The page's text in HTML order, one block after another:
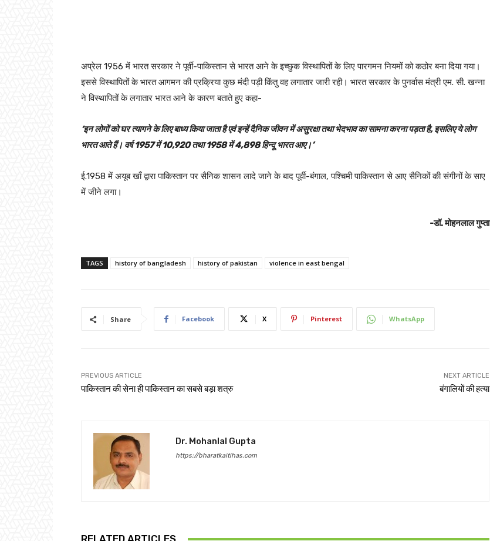
अप्रेल 1956 में भारत सरकार ने पूर्वी-पाकिस्तान से भारत आने के इच्छुक विस्थापितों के लिए पारगमन नियमों को कठोर बना दिया गया।
इससे विस्थापितों के भारत आगमन की प्रक्रिया कुछ मंदी पड़ी किंतु वह लगातार जारी रही। भारत सरकार के पुनर्वास मंत्री एम. सी. खन्ना
ने विस्थापितों के लगातार भारत आने के कारण बताते हुए कहा-
‘इन लोगों को घर त्यागने के लिए बाध्य किया जाता है एवं इन्हें दैनिक जीवन में असुरक्षा तथा भेदभाव का सामना करना पड़ता है, इसलिए ये लोग
भारत आते हैं। वर्ष 1957 में 10,920 तथा 1958 में 4,898 हिन्दू भारत आए।’
ई.1958 में अयूब खाँ द्वारा पाकिस्तान पर सैनिक शासन लादे जाने के बाद पूर्वी-बंगाल, पश्चिमी पाकिस्तान से आए सैनिकों की संगीनों के साए
में जीने लगा।
-डॉ. मोहनलाल गुप्ता
TAGS history of bangladesh history of pakistan violence in east bengal
Share Facebook X Pinterest WhatsApp
PREVIOUS ARTICLE
पाकिस्तान की सेना ही पाकिस्तान का सबसे बड़ा शत्रु
NEXT ARTICLE
बंगालियों की हत्या
Dr. Mohanlal Gupta
https://bharatkaitihas.com